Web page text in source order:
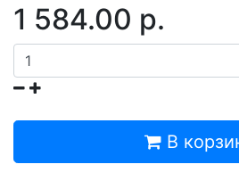
1 584.00 р.
В